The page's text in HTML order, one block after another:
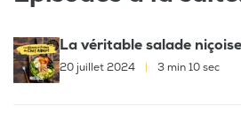
La véritable salade niçoise
20 juillet 2024 3 min 10 sec